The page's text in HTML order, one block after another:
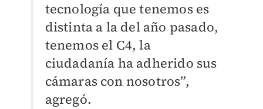
tecnología que tenemos es
distinta a la del año pasado,
tenemos el C4, la
ciudadanía ha adherido sus
cámaras con nosotros”,
agregó.